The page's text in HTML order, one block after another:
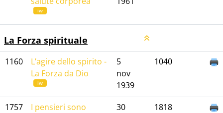
iw
La Forza spirituale
1160
L’agire dello spirito -
La Forza da Dio
iw
5
nov
1939
1040
1757
I pensieri sono
30
1818